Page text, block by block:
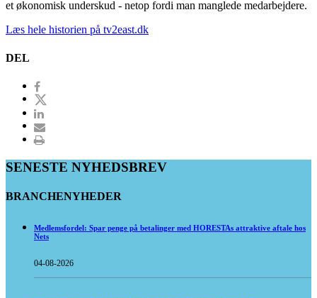
et økonomisk underskud - netop fordi man manglede medarbejdere.
Læs hele historien på tv2east.dk
DEL
SENESTE NYHEDSBREV
BRANCHENYHEDER
Medlemsfordel: Spar penge på betalinger med HORESTAs attraktive aftale hos
Nets
04-08-2026